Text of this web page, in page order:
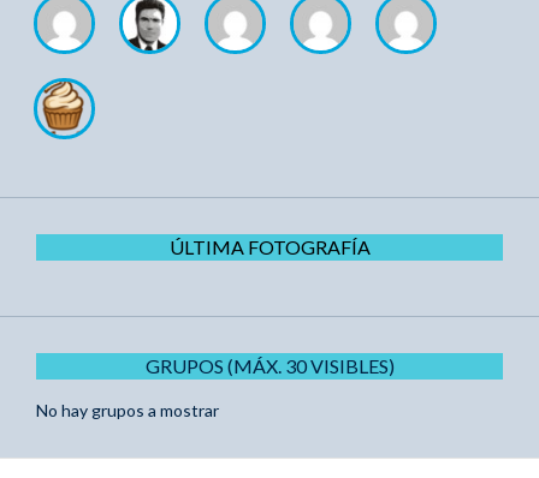
ÚLTIMA FOTOGRAFÍA
GRUPOS (MÁX. 30 VISIBLES)
No hay grupos a mostrar